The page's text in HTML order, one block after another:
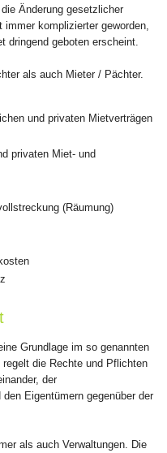
Änderung gesetzlicher
komplizierter geworden,
dringend geboten erscheint.
als auch Mieter / Pächter.
und privaten Mietverträgen
privaten Miet- und
(Räumung)
Grundlage im so genannten
die Rechte und Pflichten
der
Eigentümern gegenüber der
als auch Verwaltungen. Die